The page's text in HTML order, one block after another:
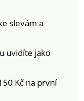
slevám a
uvidíte jako
Kč na první